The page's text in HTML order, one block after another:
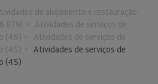
de alojamento e restauração
Atividades de serviços de
(45)
Atividades de serviços de
(45)
Atividades de serviços de
(45)